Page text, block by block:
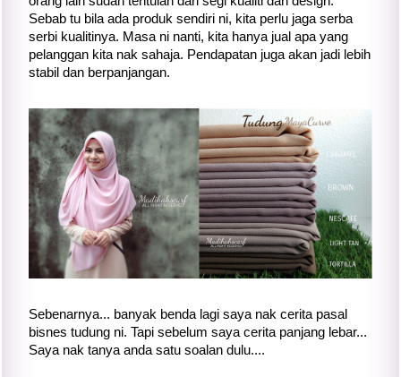
Sebab tu bila ada produk sendiri ni, kita perlu jaga serba
serbi kualitinya. Masa ni nanti, kita hanya jual apa yang
pelanggan kita nak sahaja. Pendapatan juga akan jadi lebih
stabil dan berpanjangan.
Sebenarnya... banyak benda lagi saya nak cerita pasal
bisnes tudung ni. Tapi sebelum saya cerita panjang lebar...
Saya nak tanya anda satu soalan dulu....